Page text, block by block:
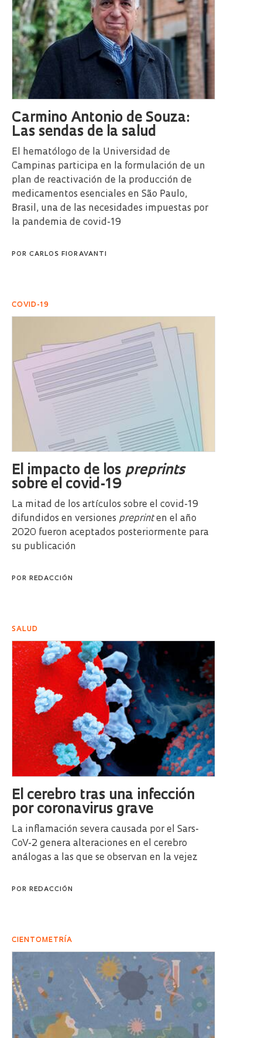
Carmino Antonio de Souza:
Las sendas de la salud
El hematólogo de la Universidad de
Campinas participa en la formulación de un
plan de reactivación de la producción de
medicamentos esenciales en São Paulo,
Brasil, una de las necesidades impuestas por
la pandemia de covid-19
POR CARLOS FIORAVANTI
COVID-19
El impacto de los preprints
sobre el covid-19
La mitad de los artículos sobre el covid-19
difundidos en versiones preprinten el año
2020 fueron aceptados posteriormente para
su publicación
POR REDACCIÓN
SALUD
El cerebro tras una infección
por coronavirus grave
La inflamación severa causada por el Sars-
CoV-2 genera alteraciones en el cerebro
análogas a las que se observan en la vejez
POR REDACCIÓN
CIENTOMETRÍA